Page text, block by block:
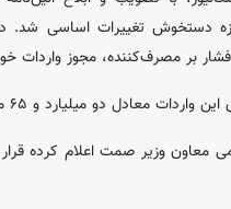
دستخوش تغییرات اساسی شد.
بر مصرف‌کننده، مجوز واردات
دو میلیارد و ۶۵ میلیون یورو اعلام شده است.